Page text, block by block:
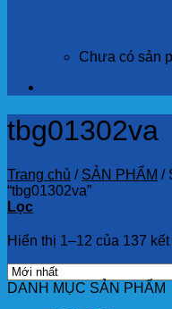
Chưa có sản
tbg01302va
Trang chủ / SẢN PHẨM /
“tbg01302va”
Lọc
Hiển thị 1–12 của 137 kết
DANH MỤC SẢN PHẨM